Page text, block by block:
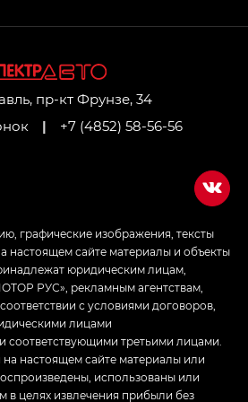
Икс — GX,
— GX PREMIUM, ЛАУНЖ —
(Empow) в комплектации
пр-кт Фрунзе, 34
| +7 (4852) 58-56-56
графические изображения, тексты
настоящем сайте материалы и объекты
юридическим лицам,
РУС», рекламным агентствам,
с условиями договоров,
лицами
третьими лицами.
настоящем сайте материалы или
использованы или
в целях извлечения прибыли без